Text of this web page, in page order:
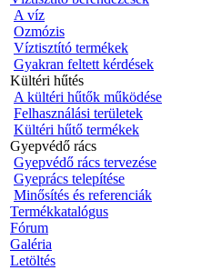
A víz
Ozmózis
Víztisztító termékek
Gyakran feltett kérdések
Kültéri hűtés
A kültéri hűtők működése
Felhasználási területek
Kültéri hűtő termékek
Gyepvédő rács
Gyepvédő rács tervezése
Gyeprács telepítése
Minősítés és referenciák
Termékkatalógus
Fórum
Galéria
Letöltés